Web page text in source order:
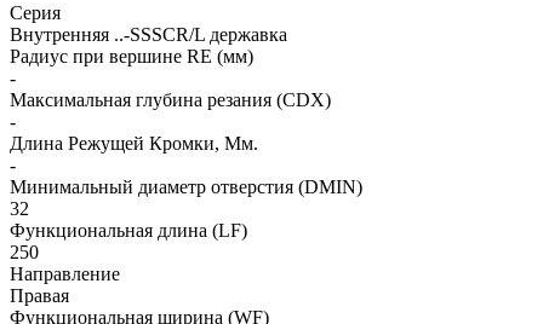
Серия
Внутренняя ..-SSSCR/L державка
Радиус при вершине RE (мм)
-
Максимальная глубина резания (CDX)
-
Длина Режущей Кромки, Мм.
-
Минимальный диаметр отверстия (DMIN)
32
Функциональная длина (LF)
250
Направление
Правая
Функциональная ширина (WF)